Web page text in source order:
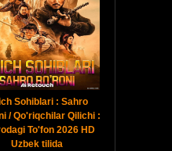
Sohiblari : Sahro
/ Qo'riqchilar Qilichi :
To'fon 2026 HD
Uzbek tilida